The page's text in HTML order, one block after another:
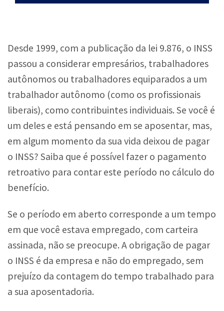
Desde 1999, com a publicação da lei 9.876, o INSS
passou a considerar empresários, trabalhadores
autônomos ou trabalhadores equiparados a um
trabalhador autônomo (como os profissionais
liberais), como contribuintes individuais. Se você é
um deles e está pensando em se aposentar, mas,
em algum momento da sua vida deixou de pagar
o INSS? Saiba que é possível fazer o pagamento
retroativo para contar este período no cálculo do
benefício.
Se o período em aberto corresponde a um tempo
em que você estava empregado, com carteira
assinada, não se preocupe. A obrigação de pagar
o INSS é da empresa e não do empregado, sem
prejuízo da contagem do tempo trabalhado para
a sua aposentadoria.